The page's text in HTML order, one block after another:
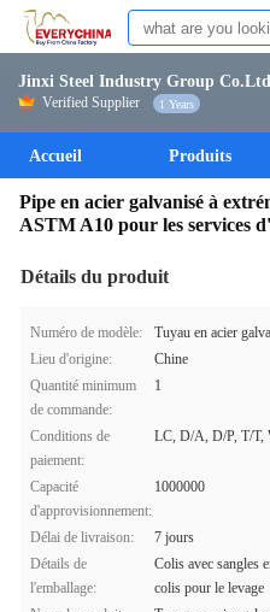
Jinxi Steel Industry Group
Verified Supplier 1 Years
Accueil Produits
Pipe en acier galvanisé à
ASTM A10 pour les services
Détails du produit
Numéro de modèle:
Tuyau en acier
Lieu d'origine:
Chine
Quantité minimum
de commande:
1
Conditions de
paiement:
LC, D/A, D/P, T/T,
Capacité
d'approvisionnement:
1000000
Délai de livraison:
7 jours
Détails de
l'emballage:
Colis avec sangles
colis pour le levage